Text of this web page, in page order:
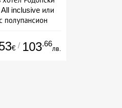
inclusive или
полупансион
€ / 103.66
лв.